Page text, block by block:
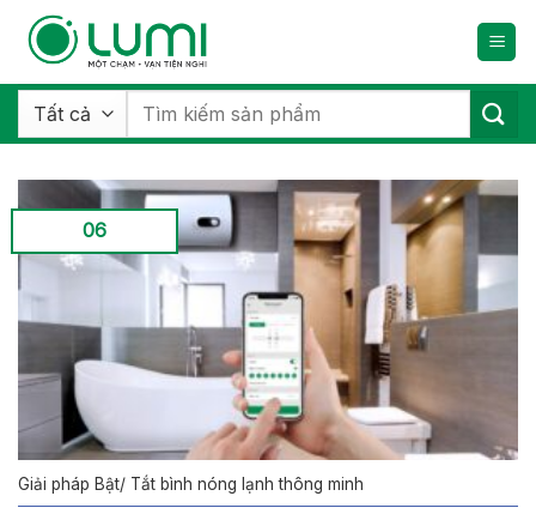
qua
dung
Tìm
Giải pháp Bật/ Tắt bình nóng lạnh thông minh
06